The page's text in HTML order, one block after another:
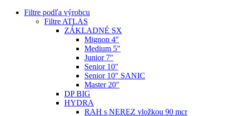
Filtre podľa výrobcu
Filtre ATLAS
ZÁKLADNÉ SX
Mignon 4″
Medium 5″
Junior 7″
Senior 10″
Senior 10″ SANIC
Master 20″
DP BIG
HYDRA
RAH s NEREZ vložkou 90 mcr